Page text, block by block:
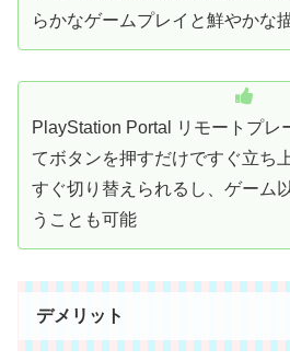
らかなゲームプレイと鮮やかな
PlayStation Portal リモートプレ
てボタンを押すだけですぐ立ち
すぐ切り替えられるし、ゲーム
うことも可能
デメリット